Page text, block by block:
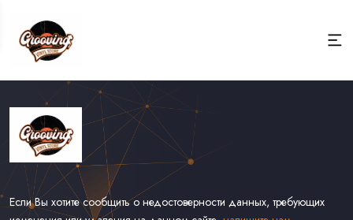
Если Вы хотите сообщить о недостоверности данных, требующих